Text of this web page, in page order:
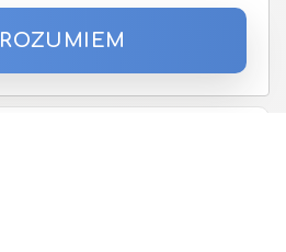
do Newslettera
adres email